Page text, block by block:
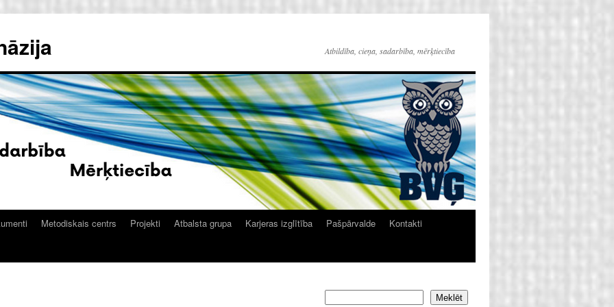
Atbildība, cieņa, sadarbība, mērķtiecība
Metodiskais centrs Projekti Atbalsta grupa Karjeras izglītība Pašpārvalde
Kontakti
Meklēt